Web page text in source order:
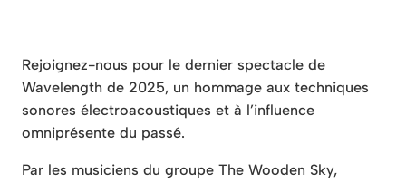
Rejoignez-nous pour le dernier spectacle de
Wavelength de 2025, un hommage aux techniques
sonores électroacoustiques et à l’influence
omniprésente du passé.
Par les musiciens du groupe The Wooden Sky,